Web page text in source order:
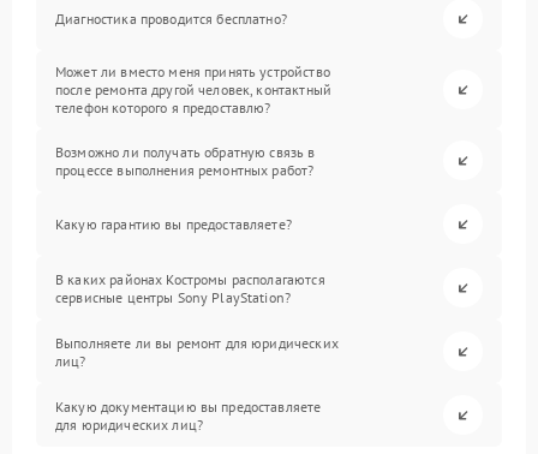
Диагностика проводится бесплатно?
Может ли вместо меня принять устройство
после ремонта другой человек, контактный
телефон которого я предоставлю?
Возможно ли получать обратную связь в
процессе выполнения ремонтных работ?
Какую гарантию вы предоставляете?
В каких районах Костромы располагаются
сервисные центры Sony PlayStation?
Выполняете ли вы ремонт для юридических
лиц?
Какую документацию вы предоставляете
для юридических лиц?